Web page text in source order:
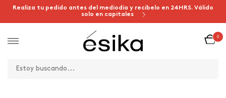
Realiza tu pedido antes del mediodía y recíbelo en 24HRS. Válido
solo en capitales
0